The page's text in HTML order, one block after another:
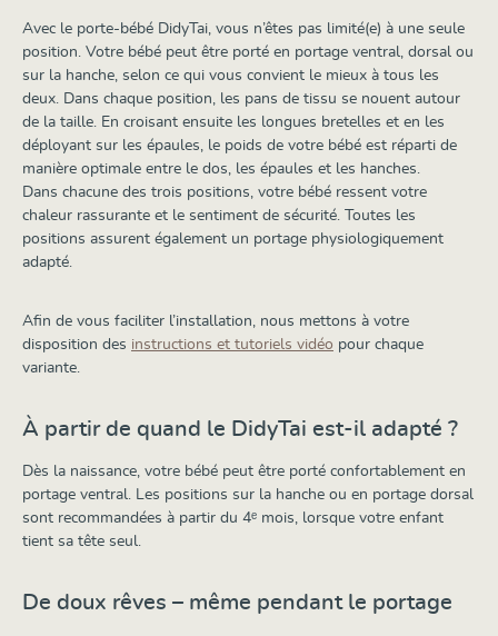
Avec le porte-bébé DidyTai, vous n’êtes pas limité(e) à une seule
position. Votre bébé peut être porté en portage ventral, dorsal ou
sur la hanche, selon ce qui vous convient le mieux à tous les
deux. Dans chaque position, les pans de tissu se nouent autour
de la taille. En croisant ensuite les longues bretelles et en les
déployant sur les épaules, le poids de votre bébé est réparti de
manière optimale entre le dos, les épaules et les hanches.
Dans chacune des trois positions, votre bébé ressent votre
chaleur rassurante et le sentiment de sécurité. Toutes les
positions assurent également un portage physiologiquement
adapté.
Afin de vous faciliter l’installation, nous mettons à votre
disposition des instructions et tutoriels vidéo pour chaque
variante.
À partir de quand le DidyTai est-il adapté ?
Dès la naissance, votre bébé peut être porté confortablement en
portage ventral. Les positions sur la hanche ou en portage dorsal
sont recommandées à partir du 4ᵉ mois, lorsque votre enfant
tient sa tête seul.
De doux rêves – même pendant le portage